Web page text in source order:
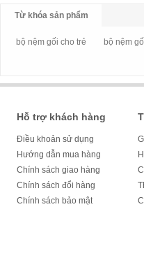
Từ khóa sản phẩm
bộ nệm gối cho trẻ bộ nệm
Hỗ trợ khách hàng
Điều khoản sử dụng
Hướng dẫn mua hàng
Chính sách giao hàng
Chính sách đổi hàng
Chính sách bảo mật